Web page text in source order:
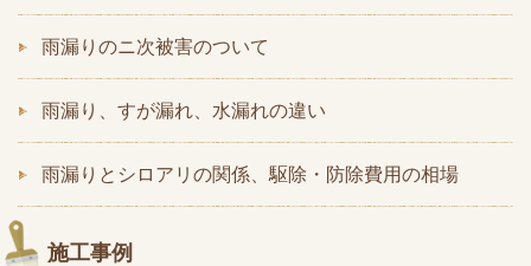
雨漏りのニ次被害のついて
雨漏り、すが漏れ、水漏れの違い
雨漏りとシロアリの関係、駆除・防除費用の相場
施工事例